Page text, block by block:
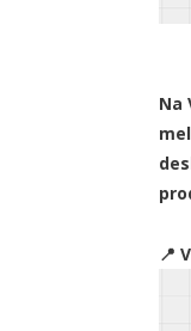
Na
📍